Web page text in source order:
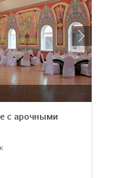
с арочными